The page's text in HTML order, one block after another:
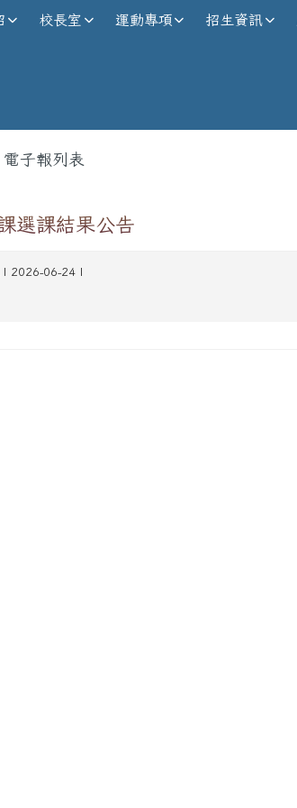
訊網
校長室 運動專項 招生資訊
電子報列表
選課結果公告
| 2026-06-24 |